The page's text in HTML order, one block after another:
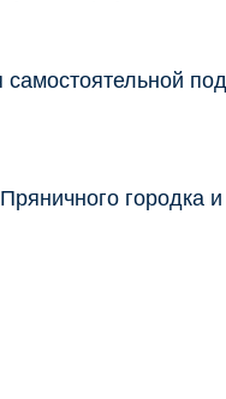
городка